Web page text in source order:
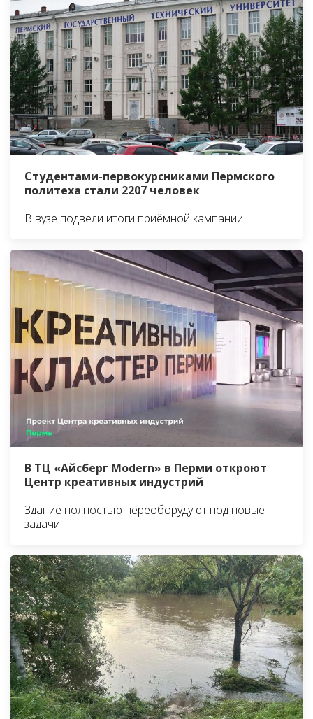
Студентами-первокурсниками Пермского
политеха стали 2207 человек
В вузе подвели итоги приёмной кампании
В ТЦ «Айсберг Modern» в Перми откроют
Центр креативных индустрий
Здание полностью переоборудуют под новые
задачи